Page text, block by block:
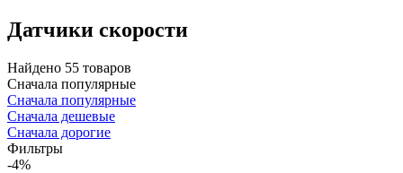
Датчики скорости
Найдено 55 товаров
Сначала популярные
Сначала популярные
Сначала дешевые
Сначала дорогие
Фильтры
-4%